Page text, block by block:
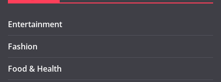
Entertainment
Fashion
Food & Health